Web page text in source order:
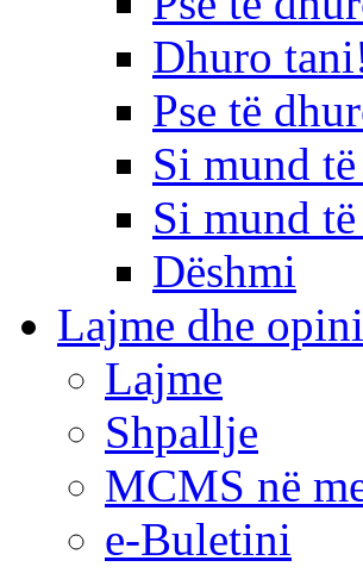
Dhuro
Pse të
Si mund
Si mund
Dëshmi
Lajme dhe
Lajme
Shpallje
MCMS në
e-Buletini